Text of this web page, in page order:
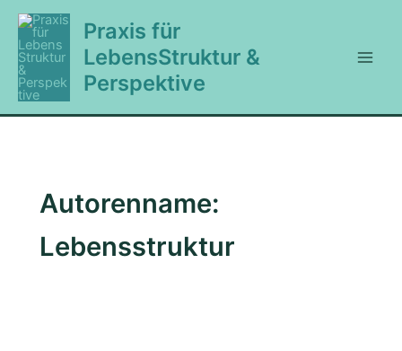
Zum
Inhalt
springen
Praxis für
LebensStruktur &
Perspektive
Autorenname:
Lebensstruktur